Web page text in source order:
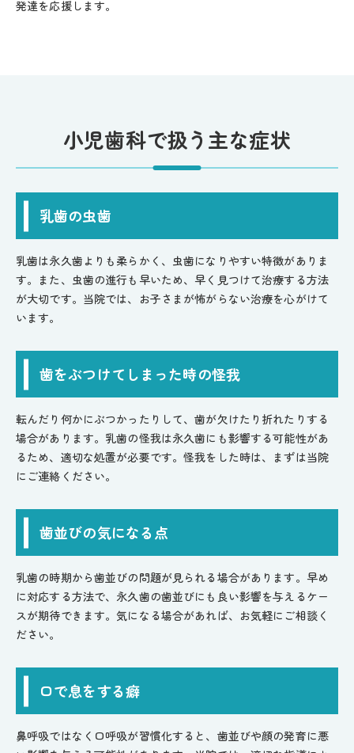
発達を応援します。
小児歯科で扱う主な症状
乳歯の虫歯
乳歯は永久歯よりも柔らかく、虫歯になりやすい特徴がありま
す。また、虫歯の進行も早いため、早く見つけて治療する方法
が大切です。当院では、お子さまが怖がらない治療を心がけて
います。
歯をぶつけてしまった時の怪我
転んだり何かにぶつかったりして、歯が欠けたり折れたりする
場合があります。乳歯の怪我は永久歯にも影響する可能性があ
るため、適切な処置が必要です。怪我をした時は、まずは当院
にご連絡ください。
歯並びの気になる点
乳歯の時期から歯並びの問題が見られる場合があります。早め
に対応する方法で、永久歯の歯並びにも良い影響を与えるケー
スが期待できます。気になる場合があれば、お気軽にご相談く
ださい。
口で息をする癖
鼻呼吸ではなく口呼吸が習慣化すると、歯並びや顔の発育に悪